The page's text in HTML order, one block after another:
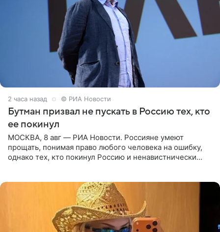
2 часа назад © РИА Новости
Бутман призвал не пускать в Россию тех, кто
ее покинул
МОСКВА, 8 авг — РИА Новости. Россияне умеют
прощать, понимая право любого человека на ошибку,
однако тех, кто покинул Россию и ненавистнически